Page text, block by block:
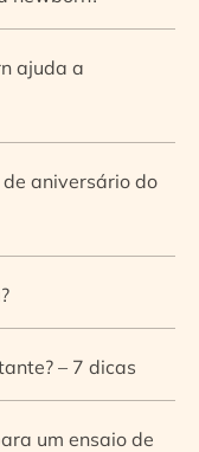
ajuda a
aniversário do
– 7 dicas
um ensaio de